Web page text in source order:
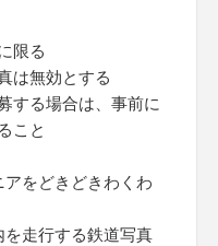
限る
は無効とする
する場合は、事前に
こと
アをどきどきわくわ
を走行する鉄道写真